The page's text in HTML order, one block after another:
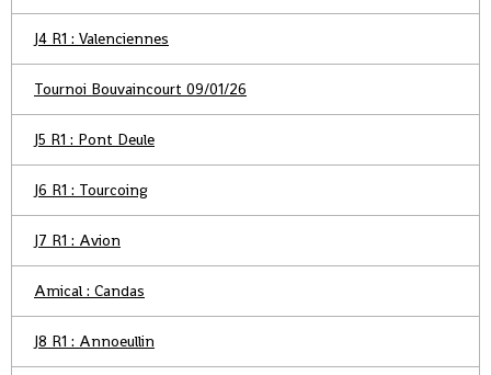
J4 R1 : Valenciennes
Tournoi Bouvaincourt 09/01/26
J5 R1 : Pont Deule
J6 R1 : Tourcoing
J7 R1 : Avion
Amical : Candas
J8 R1 : Annoeullin